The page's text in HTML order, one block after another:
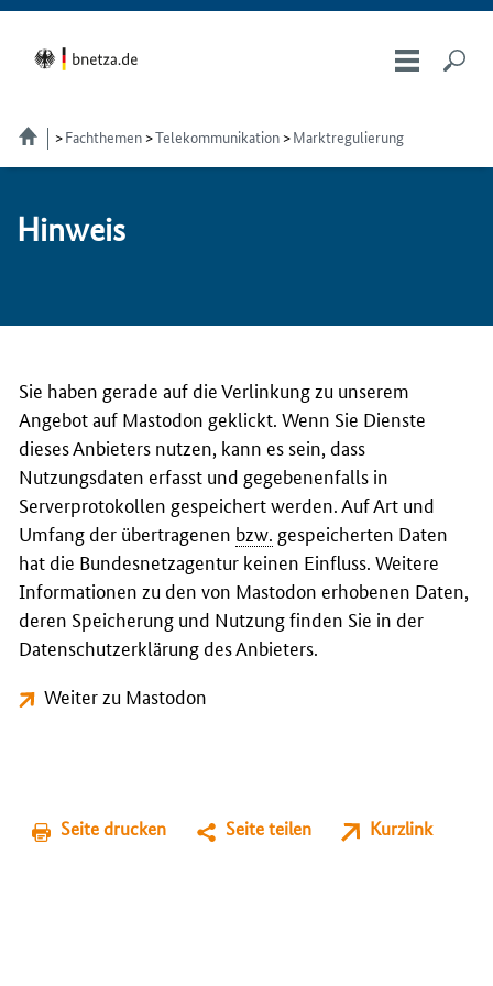
Fachthemen Telekom­munikation Marktregulierung
Hin­weis
Sie haben gerade auf die Verlinkung zu unserem
Angebot auf Mastodon geklickt. Wenn Sie Dienste
dieses Anbieters nutzen, kann es sein, dass
Nutzungsdaten erfasst und gegebenenfalls in
Serverprotokollen gespeichert werden. Auf Art und
Umfang der übertragenen bzw. gespeicherten Daten
hat die Bundesnetzagentur keinen Einfluss. Weitere
Informationen zu den von Mastodon erhobenen Daten,
deren Speicherung und Nutzung finden Sie in der
Datenschutzerklärung des Anbieters.
Weiter zu Mastodon
Seite drucken Seite teilen Kurzlink